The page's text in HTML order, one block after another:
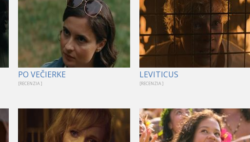
PO VEČIERKE
[RECENZIA ]
LEVITICUS
[RECENZIA ]